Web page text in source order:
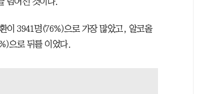
이 3941명(76%)으로 가장 많았고, 알코올
으로 뒤를 이었다.